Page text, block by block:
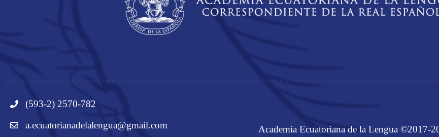
(593-2) 2570-782
a.ecuatorianadelalengua@gmail.com Academia Ecuatoriana de la Lengua ©2017-